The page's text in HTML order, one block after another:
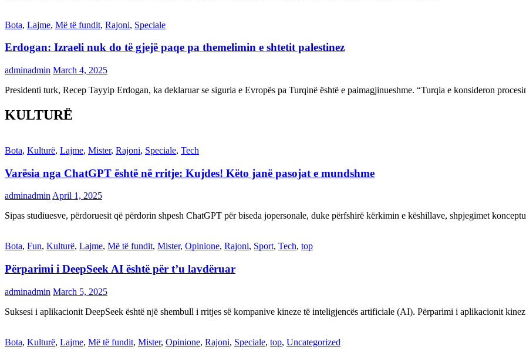
Bota, Lajme, Më të fundit, Rajoni, Speciale
Erdogan: Izraeli nuk do të gjejë paqe pa themelimin e shtetit palestinez
adminadmin March 4, 2025
Presidenti turk, Recep Tayyip Erdogan, ka deklaruar se siguria e Evropës pa Turqinë është e paimagjinueshme. “Turqia e konsideron
KULTURË
Bota, Kulturë, Lajme, Mister, Rajoni, Speciale, Tech
Varësia nga ChatGPT është në rritje: Kujdes! Këto janë pasojat e mundshme
adminadmin April 1, 2025
Sipas studiuesve, përdoruesit që përdorin shpesh ChatGPT për biseda jopersonale, duke përfshirë kërkimin e këshillave, shpjegimet
Bota, Fun, Kulturë, Lajme, Më të fundit, Mister, Opinione, Rajoni, Sport, Tech, top
Përparimi i DeepSeek AI është për t’u lavdëruar
adminadmin March 5, 2025
Suksesi i aplikacionit DeepSeek është një shembull i rritjes së kompanive kineze të inteligjencës artificiale (AI). Përparimi i aplikacionit
Bota, Kulturë, Lajme, Më të fundit, Mister, Opinione, Rajoni, Speciale, top, Uncategorized